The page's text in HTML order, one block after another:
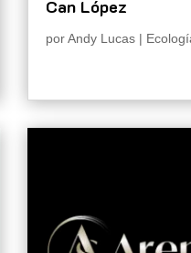
Can López
porAndy Lucas |